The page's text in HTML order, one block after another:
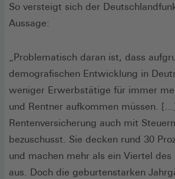
So versteigt sich der
Aussage:
„Problematisch daran ist, dass
demografischen Entwicklung in
weniger Erwerbstätige für immer
und Rentner aufkommen müssen.
Rentenversicherung auch mit
bezuschusst. Sie decken rund 30
und machen mehr als ein Viertel des
aus. Doch die geburtenstarken